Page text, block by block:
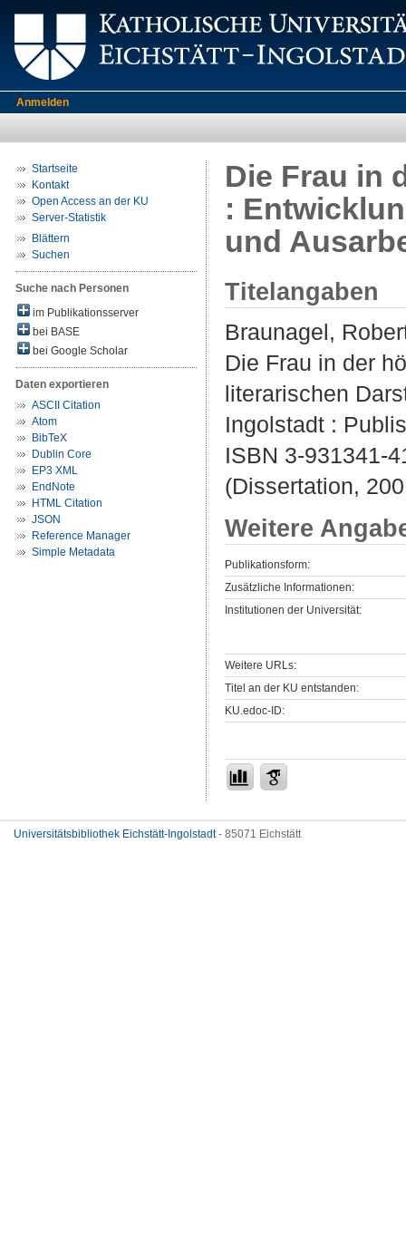
Anmelden
Startseite
Kontakt
Open Access an der KU
Server-Statistik
Blättern
Suchen
Suche nach Personen
im Publikationsserver
bei BASE
bei Google Scholar
Daten exportieren
ASCII Citation
Atom
BibTeX
Dublin Core
EP3 XML
EndNote
HTML Citation
JSON
Reference Manager
Simple Metadata
Die Frau in
:
und
Titelangaben
Braunagel,
Die Frau in der
literarischen
Ingolstadt :
ISBN 3-931341-
(Dissertation,
Weitere
Publikationsform:
Zusätzliche Informationen:
Institutionen der Universität:
Weitere URLs:
Titel an der KU entstanden:
KU.edoc-ID:
Universitätsbibliothek Eichstätt-Ingolstadt- 85071 Eichstätt